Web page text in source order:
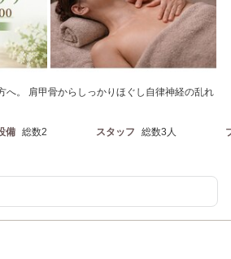
へ。 肩甲骨からしっかりほぐし自律神経の乱れ
備 総数2 スタッフ 総数3人